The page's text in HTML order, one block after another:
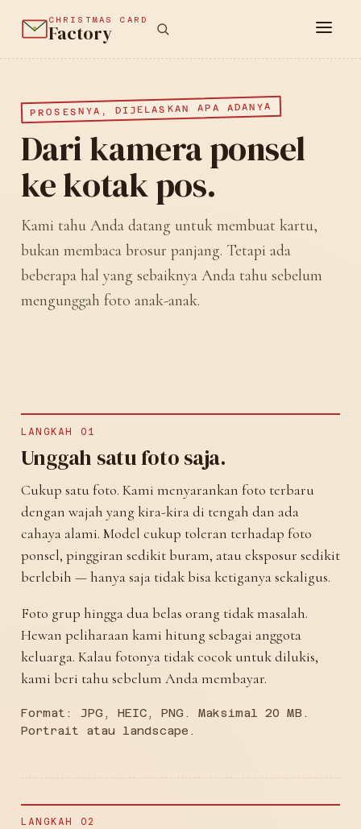
CHRISTMAS CARD
Factory
PROSESNYA, DIJELASKAN APA ADANYA
Dari kamera ponsel
ke kotak pos.
Kami tahu Anda datang untuk membuat kartu,
bukan membaca brosur panjang. Tetapi ada
beberapa hal yang sebaiknya Anda tahu sebelum
mengunggah foto anak-anak.
LANGKAH 01
Unggah satu foto saja.
Cukup satu foto. Kami menyarankan foto terbaru
dengan wajah yang kira-kira di tengah dan ada
cahaya alami. Model cukup toleran terhadap foto
ponsel, pinggiran sedikit buram, atau eksposur sedikit
berlebih — hanya saja tidak bisa ketiganya sekaligus.
Foto grup hingga dua belas orang tidak masalah.
Hewan peliharaan kami hitung sebagai anggota
keluarga. Kalau fotonya tidak cocok untuk dilukis,
kami beri tahu sebelum Anda membayar.
Format: JPG, HEIC, PNG. Maksimal 20 MB.
Portrait atau landscape.
LANGKAH 02